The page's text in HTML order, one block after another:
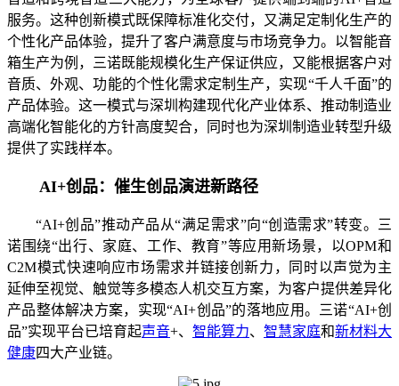
服务。这种创新模式既保障标准化交付，又满足定制化生产的
个性化产品体验，提升了客户满意度与市场竞争力。以智能音
箱生产为例，三诺既能规模化生产保证供应，又能根据客户对
音质、外观、功能的个性化需求定制生产，实现“千人千面”的
产品体验。这一模式与深圳构建现代化产业体系、推动制造业
高端化智能化的方针高度契合，同时也为深圳制造业转型升级
提供了实践样本。
AI+创品：催生创品演进新路径
“AI+创品”推动产品从“满足需求”向“创造需求”转变。三
诺围绕“出行、家庭、工作、教育”等应用新场景，以OPM和
C2M模式快速响应市场需求并链接创新力，同时以声觉为主
延伸至视觉、触觉等多模态人机交互方案，为客户提供差异化
产品整体解决方案，实现“AI+创品”的落地应用。三诺“AI+创
品”实现平台已培育起声音+、 智能算力、 智慧家庭和新材料大
健康四大产业链。